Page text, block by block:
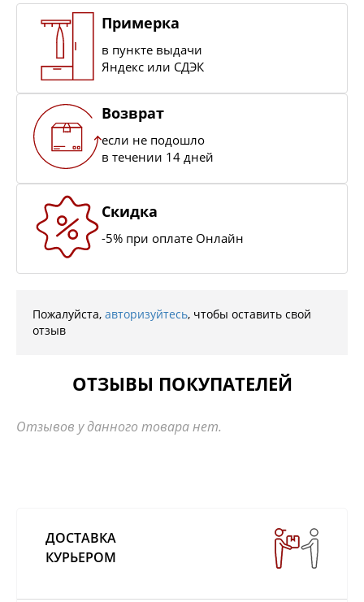
Примерка
в пункте выдачи
Яндекс или СДЭК
Возврат
если не подошло
в течении 14 дней
Скидка
-5% при оплате Онлайн
Пожалуйста, авторизуйтесь, чтобы оставить свой
отзыв
ОТЗЫВЫ ПОКУПАТЕЛЕЙ
Отзывов у данного товара нет.
ДОСТАВКА
КУРЬЕРОМ